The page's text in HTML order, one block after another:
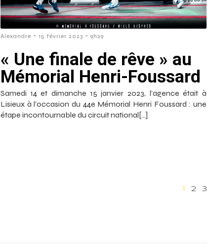
Alexandre - 15 février 2023 - 9h29
« Une finale de rêve » au
Mémorial Henri-Foussard
Samedi 14 et dimanche 15 janvier 2023, l'agence était à
Lisieux à l'occasion du 44e Mémorial Henri Foussard : une
étape incontournable du circuit national[…]
1 2 3